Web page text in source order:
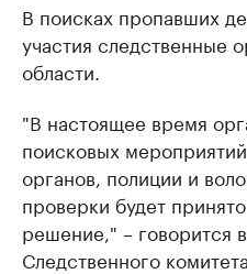
В поисках пропавших
участия следственные
области.
"В настоящее время
поисковых
органов, полиции и
проверки будет
решение," – говорится
Следственного